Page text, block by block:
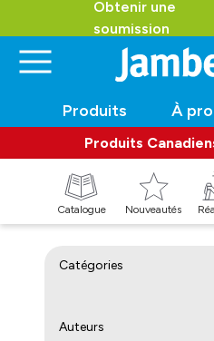
Obtenir une
soumission
Produits À
Produits
Catalogue Nouveautés
Catégories
Auteurs